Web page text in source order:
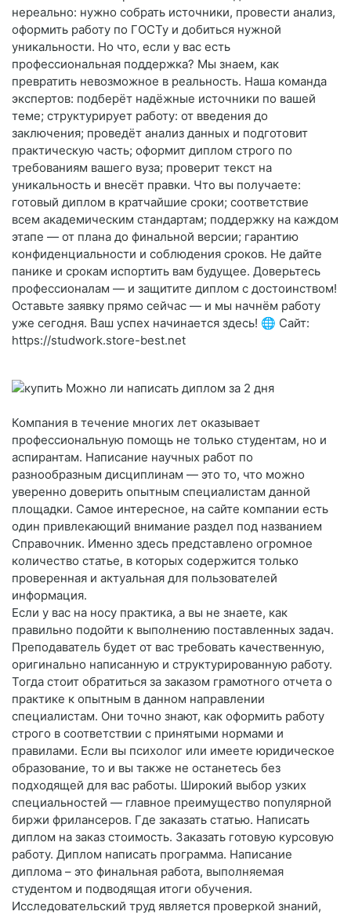
нереально: нужно собрать источники, провести анализ,
оформить работу по ГОСТу и добиться нужной
уникальности. Но что, если у вас есть
профессиональная поддержка? Мы знаем, как
превратить невозможное в реальность. Наша команда
экспертов: подберёт надёжные источники по вашей
теме; структурирует работу: от введения до
заключения; проведёт анализ данных и подготовит
практическую часть; оформит диплом строго по
требованиям вашего вуза; проверит текст на
уникальность и внесёт правки. Что вы получаете:
готовый диплом в кратчайшие сроки; соответствие
всем академическим стандартам; поддержку на каждом
этапе — от плана до финальной версии; гарантию
конфиденциальности и соблюдения сроков. Не дайте
панике и срокам испортить вам будущее. Доверьтесь
профессионалам — и защитите диплом с достоинством!
Оставьте заявку прямо сейчас — и мы начнём работу
уже сегодня. Ваш успех начинается здесь! 🌐 Сайт:
https://studwork.store-best.net
Компания в течение многих лет оказывает
профессиональную помощь не только студентам, но и
аспирантам. Написание научных работ по
разнообразным дисциплинам — это то, что можно
уверенно доверить опытным специалистам данной
площадки. Самое интересное, на сайте компании есть
один привлекающий внимание раздел под названием
Справочник. Именно здесь представлено огромное
количество статье, в которых содержится только
проверенная и актуальная для пользователей
информация.
Если у вас на носу практика, а вы не знаете, как
правильно подойти к выполнению поставленных задач.
Преподаватель будет от вас требовать качественную,
оригинально написанную и структурированную работу.
Тогда стоит обратиться за заказом грамотного отчета о
практике к опытным в данном направлении
специалистам. Они точно знают, как оформить работу
строго в соответствии с принятыми нормами и
правилами. Если вы психолог или имеете юридическое
образование, то и вы также не останетесь без
подходящей для вас работы. Широкий выбор узких
специальностей — главное преимущество популярной
биржи фрилансеров. Где заказать статью. Написать
диплом на заказ стоимость. Заказать готовую курсовую
работу. Диплом написать программа. Написание
диплома – это финальная работа, выполняемая
студентом и подводящая итоги обучения.
Исследовательский труд является проверкой знаний,